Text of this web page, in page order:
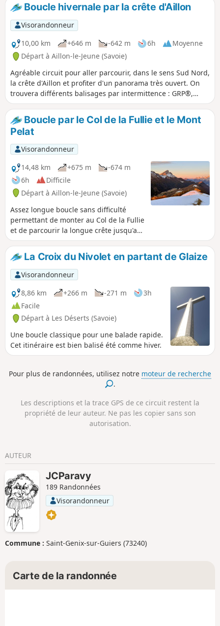
Boucle hivernale par la crête d'Aillon
Visorandonneur
10,00 km
+646 m -642 m 6h
Moyenne
Départ à Aillon-le-Jeune (Savoie)
Agréable circuit pour aller parcourir, dans le sens Sud Nord,
la crête d'Aillon et profiter d'un panorama très ouvert. On
trouvera différents balisages par intermittence : GRP®,
balisage raquette, panneau directionnel classique.
Boucle par le Col de la Fullie et le Mont
Pelat
Visorandonneur
14,48 km
+675 m
-674 m
6h
Difficile
Départ à Aillon-le-Jeune (Savoie)
Assez longue boucle sans difficulté
permettant de monter au Col de la Fullie
et de parcourir la longue crête jusqu'au
Col de la Sciaz en passant par le Mont
Pelat aux vues étendues. L'alternance de
forêt et d'alpage contribue à la variété
du parcours, dont les parties basses
peuvent selon les saisons, manquer de
neige. Les remontées mécaniques étant
désormais arrêtées, le champ est laissé
libre aux randonneurs à ski et
raquettistes.
La Croix du Nivolet en partant de Glaize
Visorandonneur
8,86 km
+266 m -271 m
3h
Facile
Départ à Les Déserts (Savoie)
Une boucle classique pour une balade rapide.
Cet itinéraire est bien balisé été comme hiver.
Pour plus de randonnées, utilisez notre moteur de recherche
.
Les descriptions et la trace GPS de ce circuit restent la
propriété de leur auteur. Ne pas les copier sans son
autorisation.
AUTEUR
JCParavy
189 Randonnées
Visorandonneur
Commune : Saint-Genix-sur-Guiers (73240)
Carte de la randonnée